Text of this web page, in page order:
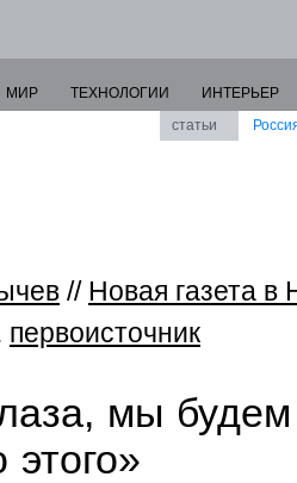
МИР ТЕХНОЛОГИИ
ИНТЕРЬЕР
статьи
// Новая газета
первоисточник
мы
этого»